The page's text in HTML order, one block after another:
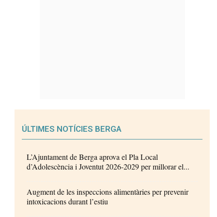
ÚLTIMES NOTÍCIES BERGA
L’Ajuntament de Berga aprova el Pla Local
d’Adolescència i Joventut 2026-2029 per millorar el...
Augment de les inspeccions alimentàries per prevenir
intoxicacions durant l’estiu